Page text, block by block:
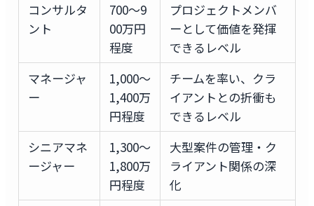
コンサルタ
ント
700〜9
00万円
程度
プロジェクトメンバ
ーとして価値を発揮
できるレベル
マネージャ
ー
1,000〜
1,400万
円程度
チームを率い、クラ
イアントとの折衝も
できるレベル
シニアマネ
ージャー
1,300〜
1,800万
円程度
大型案件の管理・ク
ライアント関係の深
化